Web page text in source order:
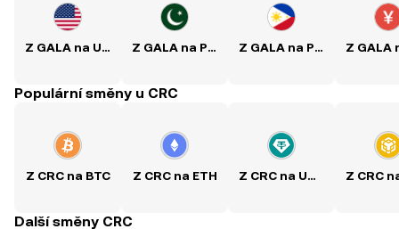
Z GALA na USD Z GALA na PKR Z GALA na PHP
Populární směny u CRC
Z CRC na BTC Z CRC na ETH Z CRC na USDT
Další směny CRC